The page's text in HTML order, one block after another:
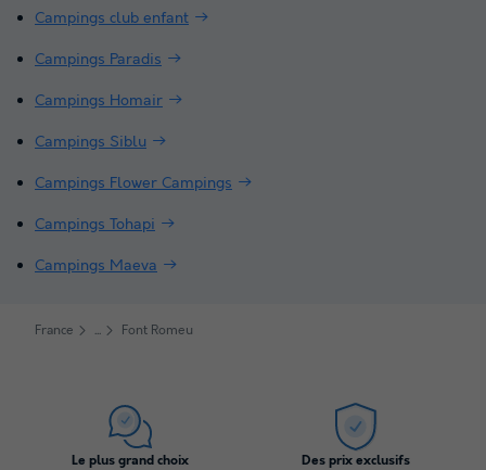
Campings club enfant
Campings Paradis
Campings Homair
Campings Siblu
Campings Flower Campings
Campings Tohapi
Campings Maeva
France Font Romeu
Le plus grand choix Des prix exclusifs